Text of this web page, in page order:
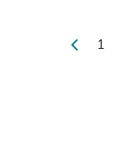
1